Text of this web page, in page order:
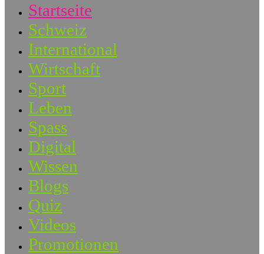
Startseite
Schweiz
International
Wirtschaft
Sport
Leben
Spass
Digital
Wissen
Blogs
Quiz
Videos
Promotionen